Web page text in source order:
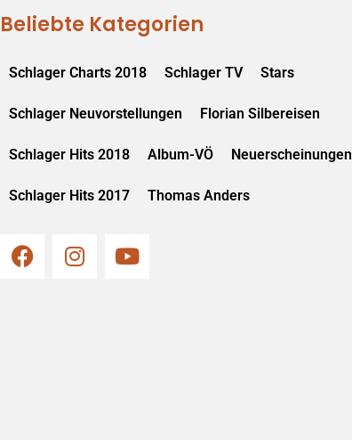
Beliebte Kategorien
Schlager Charts 2018 Schlager TV Stars
Schlager Neuvorstellungen Florian Silbereisen
Schlager Hits 2018 Album-VÖ Neuerscheinungen
Schlager Hits 2017 Thomas Anders